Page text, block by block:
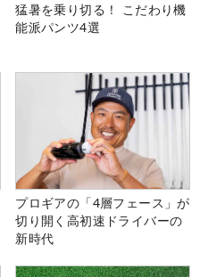
猛暑を乗り切る！ こだわり機
能派パンツ4選
プロギアの「4層フェース」が
切り開く高初速ドライバーの
新時代